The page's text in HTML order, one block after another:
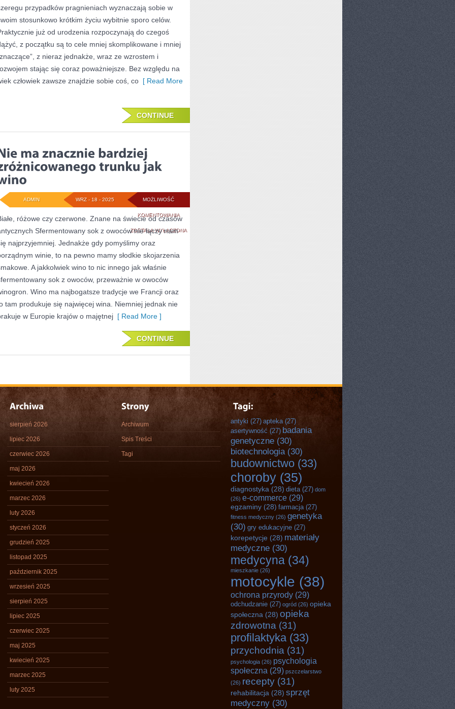
ZNACZĄCA
ŻYCIU
POWSZEDNIM
przypadków pragnieniach wyznaczają sobie w
stosunkowo krótkim życiu wybitnie sporo celów.
już od urodzenia rozpoczynają do czegoś
z początku są to cele mniej skomplikowane i mniej
z nieraz jednakże, wraz ze wzrostem i
stając się coraz poważniejsze. Bez względu na
człowiek zawsze znajdzie sobie coś, co [ Read More
CONTINUE
MOŻLIWOŚĆ
KOMENTOWANIANIE
MA
ZNACZNIE
BARDZIEJ
ZRÓŻNICOWANEGO
TRUNKU
WINO
ZOSTAŁA WYŁĄCZONA
WRZ - 18 - 2025
ADMIN
różowe czy czerwone. Znane na świecie od czasów
Sfermentowany sok z owoców nie łączy nam
najprzyjemniej. Jednakże gdy pomyślimy oraz
winie, to na pewno mamy słodkie skojarzenia
A jakkolwiek wino to nic innego jak właśnie
sok z owoców, przeważnie w owoców
Wino ma najbogatsze tradycje we Francji oraz
tam produkuje się najwięcej wina. Niemniej jednak nie
w Europie krajów o majętnej [ Read More ]
CONTINUE
sierpień 2026
lipiec 2026
czerwiec 2026
maj 2026
kwiecień 2026
marzec 2026
luty 2026
styczeń 2026
grudzień 2025
listopad 2025
październik 2025
wrzesień 2025
sierpień 2025
lipiec 2025
czerwiec 2025
maj 2025
kwiecień 2025
marzec 2025
luty 2025
Archiwum
Spis Treści
Tagi
antyki (27) apteka(27)
asertywność (27) badania
genetyczne (30)
biotechnologia(30)
budownictwo (33)
choroby (35)
diagnostyka (28) dieta(27) dom
(26) e-commerce (29)
egzaminy (28) farmacja(27)
fitness medyczny (26) genetyka
(30) gry edukacyjne (27)
korepetycje (28) materiały
medyczne (30)
medycyna (34)
mieszkanie (26)
motocykle (38)
ochrona przyrody (29)
odchudzanie (27) ogród (26) opieka
społeczna (28) opieka
zdrowotna (31)
profilaktyka(33)
przychodnia (31)
psychologia (26) psychologia
społeczna (29) pszczelarstwo
(26) recepty (31)
rehabilitacja (28) sprzęt
medyczny (30)